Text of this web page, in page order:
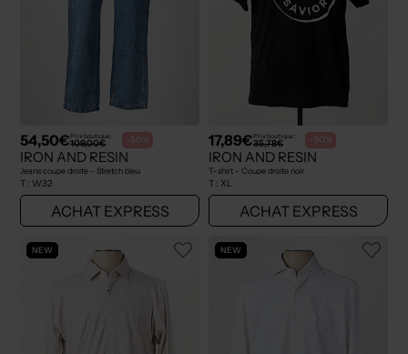
54,50€Prix boutique :
109,00€ -50%
IRON AND RESIN
Jeans coupe droite - Stretch bleu
T : W32
ACHAT EXPRESS
17,89€Prix boutique :
35,78€ -50%
IRON AND RESIN
T-shirt - Coupe droite noir
T : XL
ACHAT EXPRESS
NEW NEW